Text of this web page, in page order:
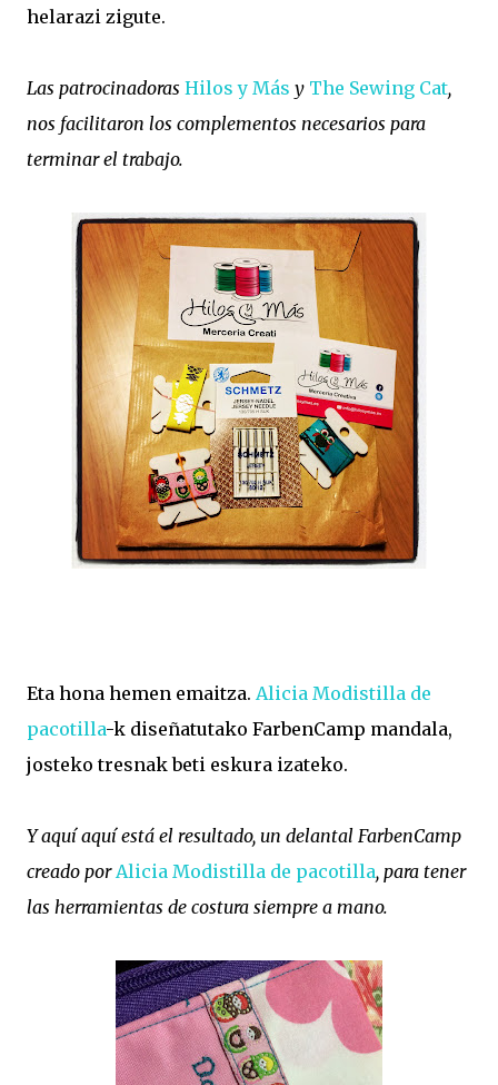
helarazi zigute.
Las patrocinadoras Hilos y Más y The Sewing Cat,
nos facilitaron los complementos necesarios para
terminar el trabajo.
Eta hona hemen emaitza. Alicia Modistilla de
pacotilla-k diseñatutako FarbenCamp mandala,
josteko tresnak beti eskura izateko.
Y aquí aquí está el resultado, un delantal FarbenCamp
creado porAlicia Modistilla de pacotilla, para tener
las herramientas de costura siempre a mano.